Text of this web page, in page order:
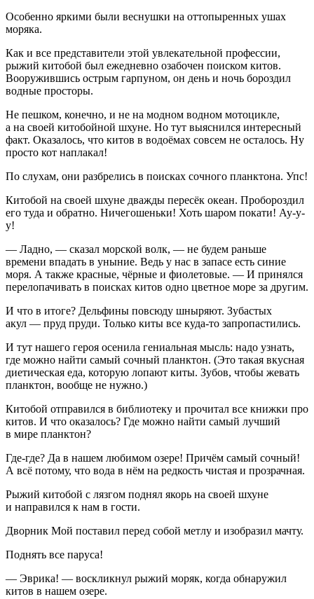
Особенно яркими были веснушки на оттопыренных ушах
моряка.
Как и все представители этой увлекательной профессии,
рыжий китобой был ежедневно озабочен поиском китов.
Вооружившись острым гарпуном, он день и ночь бороздил
водные просторы.
Не пешком, конечно, и не на модном водном мотоцикле,
а на своей китобойной шхуне. Но тут выяснился интересный
факт. Оказалось, что китов в водоёмах совсем не осталось. Ну
просто кот наплакал!
По слухам, они разбрелись в поисках сочного планктона. Упс!
Китобой на своей шхуне дважды пересёк океан. Пробороздил
его туда и обратно. Ничегошеньки! Хоть шаром покати! Ау-у-
у!
— Ладно, — сказал морской волк, — не будем раньше
времени впадать в уныние. Ведь у нас в запасе есть синие
моря. А также красные, чёрные и фиолетовые. — И принялся
перелопачивать в поисках китов одно цветное море за другим.
И что в итоге? Дельфины повсюду шныряют. Зубастых
акул — пруд пруди. Только киты все куда-то запропастились.
И тут нашего героя осенила гениальная мысль: надо узнать,
где можно найти самый сочный планктон. (Это такая вкусная
диетическая еда, которую лопают киты. Зубов, чтобы жевать
планктон, вообще не нужно.)
Китобой отправился в библиотеку и прочитал все книжки про
китов. И что оказалось? Где можно найти самый лучший
в мире планктон?
Где-где? Да в нашем любимом озере! Причём самый сочный!
А всё потому, что вода в нём на редкость чистая и прозрачная.
Рыжий китобой с лязгом поднял якорь на своей шхуне
и направился к нам в гости.
Дворник Мой поставил перед собой метлу и изобразил мачту.
Поднять все паруса!
— Эврика! — воскликнул рыжий моряк, когда обнаружил
китов в нашем озере.